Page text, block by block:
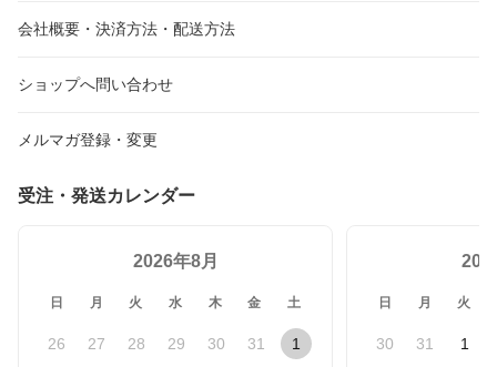
会社概要・決済方法・配送方法
ショップへ問い合わせ
メルマガ登録・変更
受注・発送カレンダー
2026年8月
日 月 火 水 木 金 土
26 27 28 29 30 31 1
日 月 火
30 31 1